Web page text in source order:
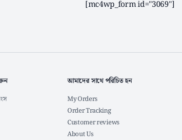
[mc4wp_form id="3069"]
আমাদের সাথে পরিচিত হন
My Orders
Order Tracking
Customer reviews
About Us